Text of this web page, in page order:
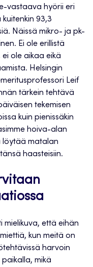
vastaava hyörii eri
93,3
Näissä mikro- ja pk-
Ei ole erillistä
ole aikaa eikä
Helsingin
Leif
tärkein tehtävä
tekemisen
kuin pienissäkin
hoiva-alan
löytää matalan
haasteisiin.
mielikuva, että eihän
kun meitä on
harvoin
mikä